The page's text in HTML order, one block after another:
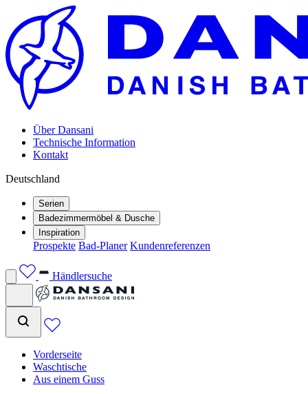
Über Dansani
Technische Information
Kontakt
Deutschland
Serien
Badezimmermöbel & Dusche
Inspiration
Prospekte Bad-Planer Kundenreferenzen
Händlersuche
Vorderseite
Waschtische
Aus einem Guss